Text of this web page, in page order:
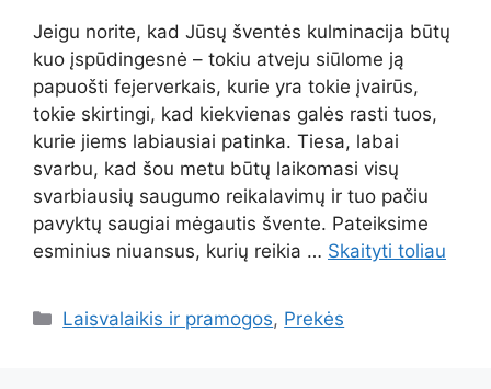
Jeigu norite, kad Jūsų šventės kulminacija būtų
kuo įspūdingesnė – tokiu atveju siūlome ją
papuošti fejerverkais, kurie yra tokie įvairūs,
tokie skirtingi, kad kiekvienas galės rasti tuos,
kurie jiems labiausiai patinka. Tiesa, labai
svarbu, kad šou metu būtų laikomasi visų
svarbiausių saugumo reikalavimų ir tuo pačiu
pavyktų saugiai mėgautis švente. Pateiksime
esminius niuansus, kurių reikia … Skaityti toliau
Kategorijos
Laisvalaikis ir pramogos, Prekės